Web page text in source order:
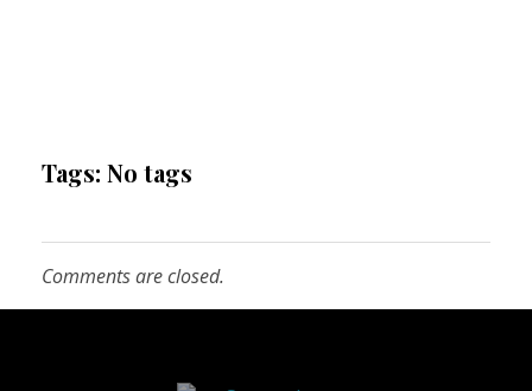
Tags: No tags
Comments are closed.